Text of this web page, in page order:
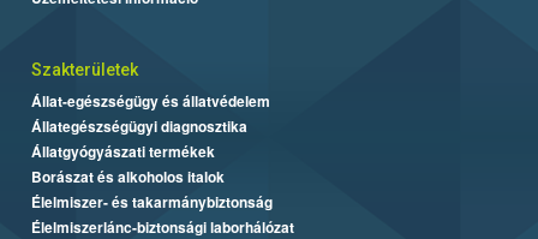
Szakterületek
Állat-egészségügy és állatvédelem
Állategészségügyi diagnosztika
Állatgyógyászati termékek
Borászat és alkoholos italok
Élelmiszer- és takarmánybiztonság
Élelmiszerlánc-biztonsági laborhálózat